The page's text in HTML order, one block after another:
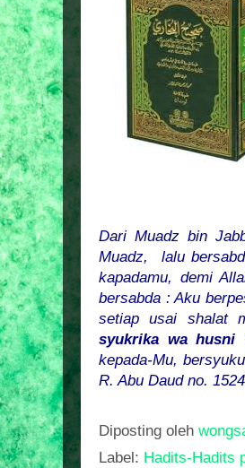
Dari Muadz bin
Muadz,
lalu
kapadamu, demi
bersabda : Aku
setiap usai shalat
syukrika wa husni
kepada-Mu,
R. Abu Daud no.
Diposting oleh
Label: Hadits-Hadits